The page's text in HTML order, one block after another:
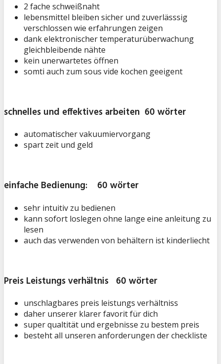
2 fache schweißnaht
lebensmittel bleiben sicher und zuverlässsig
verschlossen wie erfahrungen zeigen
dank elektronischer temperaturüberwachung
gleichbleibende nähte
kein unerwartetes öffnen
somti auch zum sous vide kochen geeigent
schnelles und effektives arbeiten 60 wörter
automatischer vakuumiervorgang
spart zeit und geld
einfache Bedienung: 60 wörter
sehr intuitiv zu bedienen
kann sofort loslegen ohne lange eine anleitung zu
lesen
auch das verwenden von behältern ist kinderliecht
Preis Leistungs verhältnis 60 wörter
unschlagbares preis leistungs verhältniss
daher unserer klarer favorit für dich
super qualtität und ergebnisse zu bestem preis
besteht all unseren anforderungen der checkliste